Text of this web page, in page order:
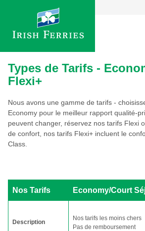
Types de Tarifs -
Flexi+
Nous avons une gamme de tarifs -
Economy pour le meilleur rapport qualité-
peuvent changer, réservez nos tarifs Flexi
de confort, nos tarifs Flexi+ incluent le
Class.
Nos Tarifs Economy/Court
Description
Nos tarifs les moins chers
Pas de remboursement